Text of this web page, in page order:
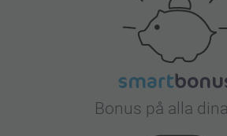
Bonus på alla